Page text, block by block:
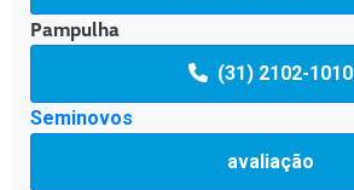
Pampulha
(31) 2102-1010
Seminovos
avaliação